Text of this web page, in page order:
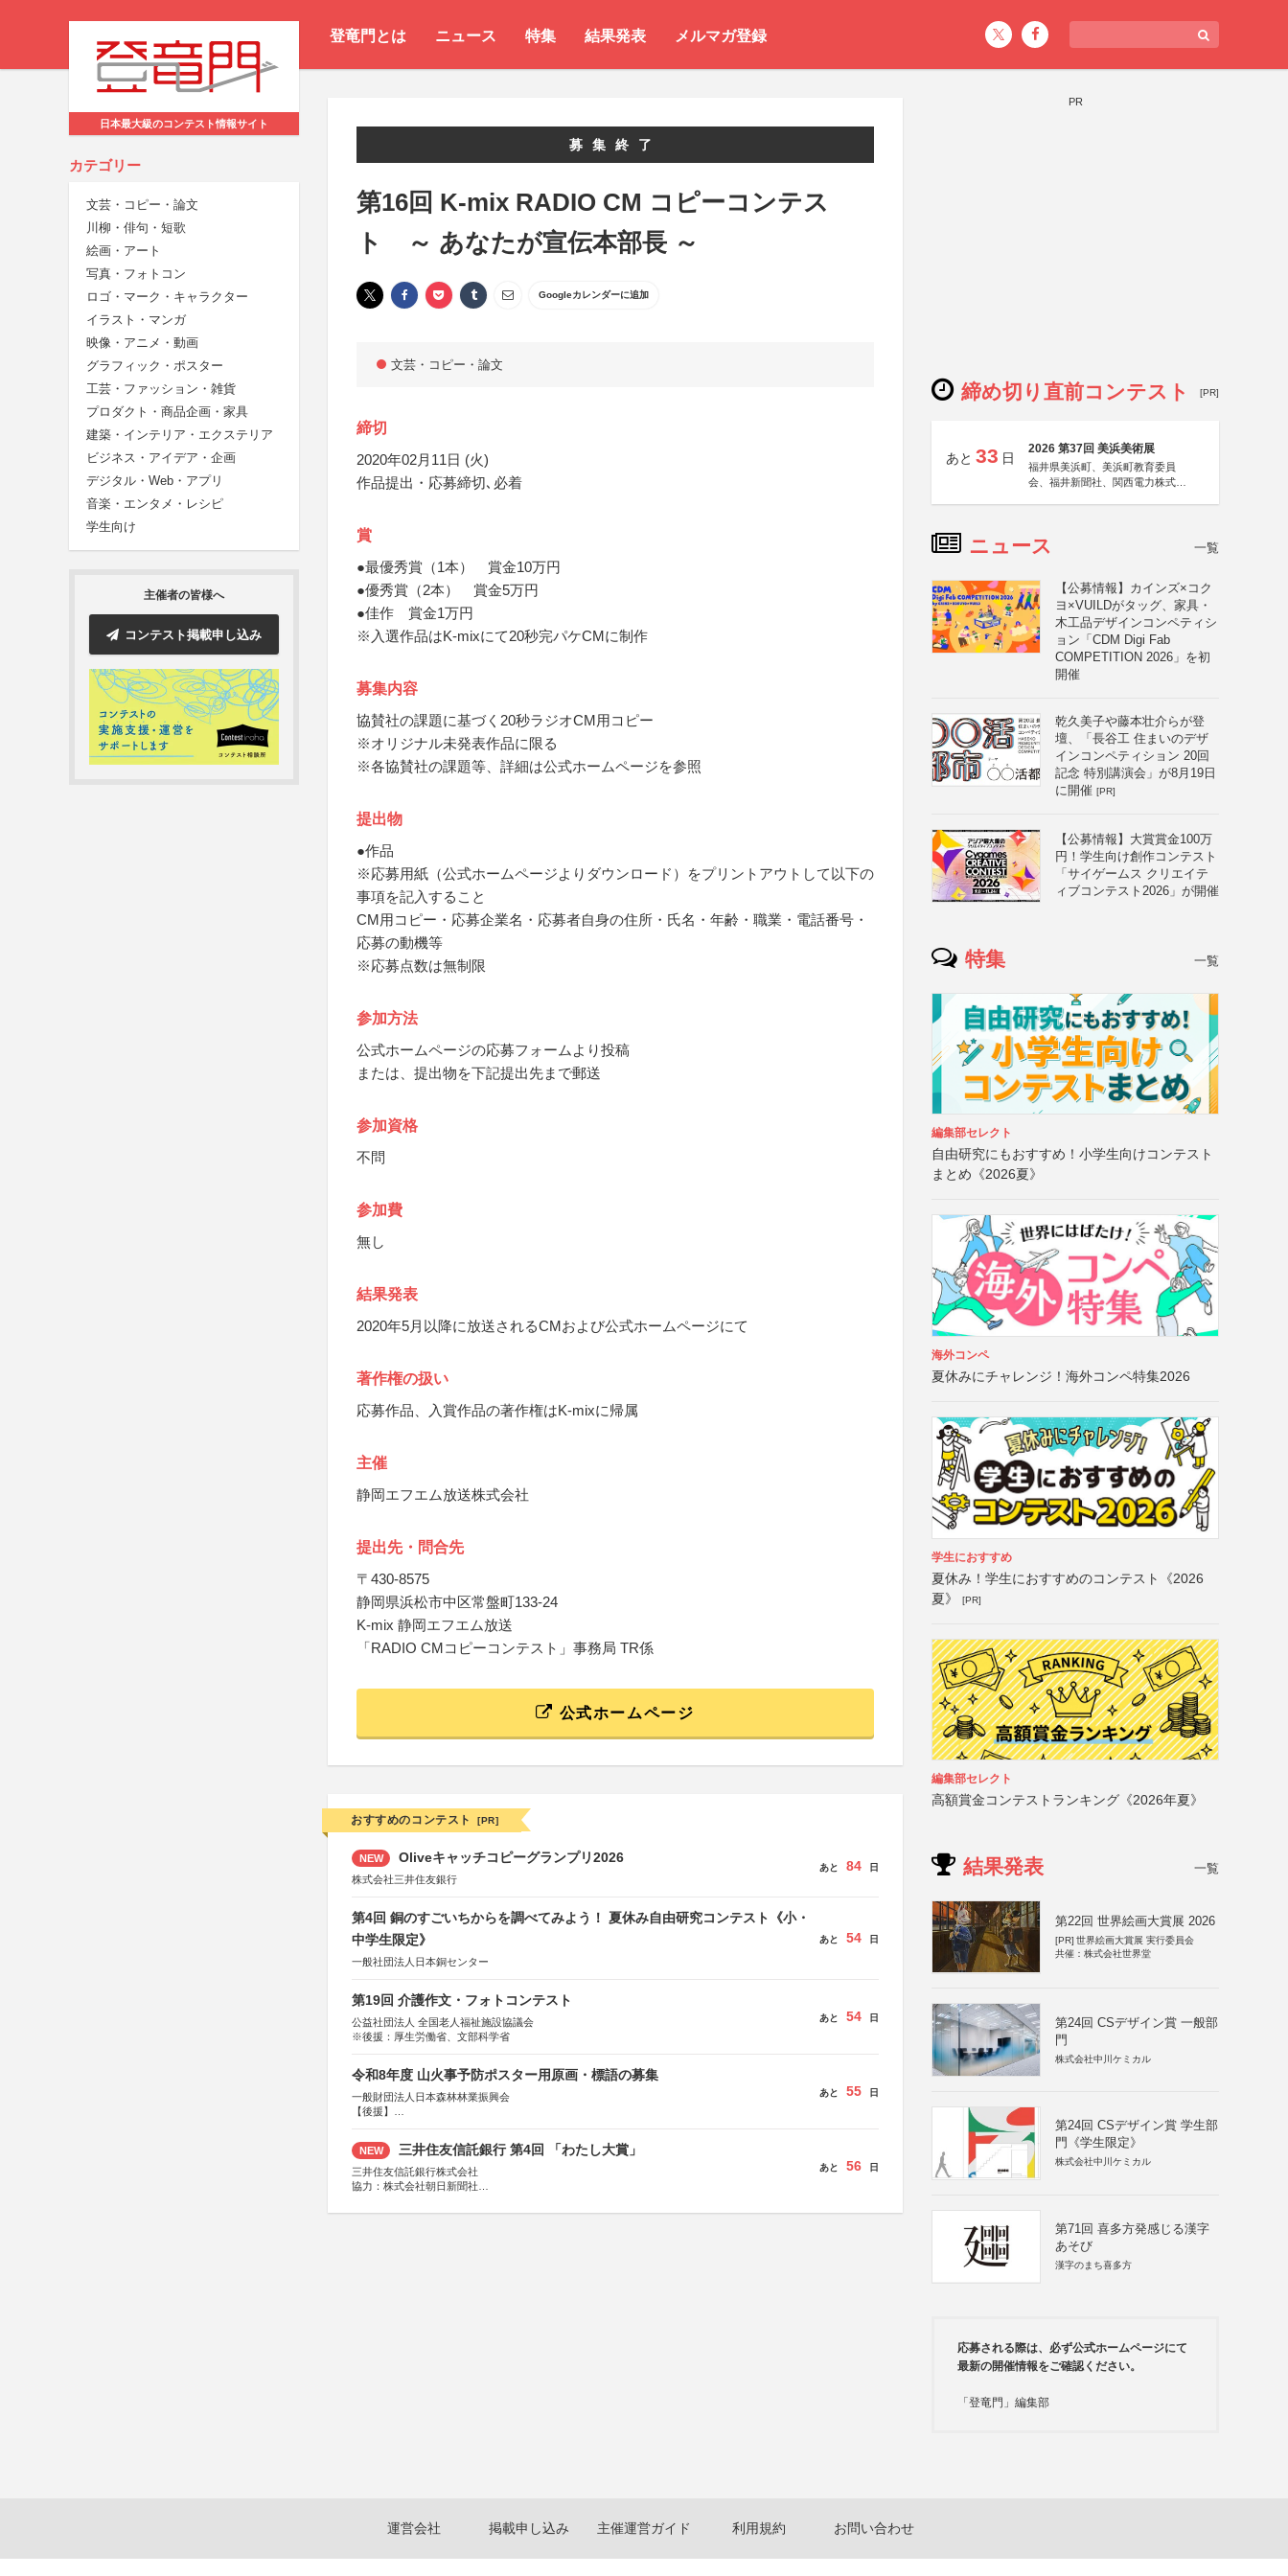
登竜門とは ニュース 特集 結果発表 メルマガ登録
日本最大級のコンテスト情報サイト
カテゴリー
文芸・コピー・論文
川柳・俳句・短歌
絵画・アート
写真・フォトコン
ロゴ・マーク・キャラクター
イラスト・マンガ
映像・アニメ・動画
グラフィック・ポスター
工芸・ファッション・雑貨
プロダクト・商品企画・家具
建築・インテリア・エクステリア
ビジネス・アイデア・企画
デジタル・Web・アプリ
音楽・エンタメ・レシピ
学生向け
主催者の皆様へ
コンテスト掲載申し込み
募集終了
第16回 K-mix RADIO CM コピーコンテス
ト ～ あなたが宣伝本部長 ～
Googleカレンダーに追加
文芸・コピー・論文
締切
2020年02月11日 (火)
作品提出・応募締切､必着
賞
●最優秀賞（1本） 賞金10万円
●優秀賞（2本） 賞金5万円
●佳作 賞金1万円
※入選作品はK-mixにて20秒完パケCMに制作
募集内容
協賛社の課題に基づく20秒ラジオCM用コピー
※オリジナル未発表作品に限る
※各協賛社の課題等、詳細は公式ホームページを参照
提出物
●作品
※応募用紙（公式ホームページよりダウンロード）をプリントアウトして以下の
事項を記入すること
CM用コピー・応募企業名・応募者自身の住所・氏名・年齢・職業・電話番号・
応募の動機等
※応募点数は無制限
参加方法
公式ホームページの応募フォームより投稿
または、提出物を下記提出先まで郵送
参加資格
不問
参加費
無し
結果発表
2020年5月以降に放送されるCMおよび公式ホームページにて
著作権の扱い
応募作品、入賞作品の著作権はK-mixに帰属
主催
静岡エフエム放送株式会社
提出先・問合先
〒430-8575
静岡県浜松市中区常盤町133-24
K-mix 静岡エフエム放送
「RADIO CMコピーコンテスト」事務局 TR係
公式ホームページ
おすすめのコンテスト [PR]
NEW Oliveキャッチコピーグランプリ2026
株式会社三井住友銀行
あと 84 日
第4回 銅のすごいちからを調べてみよう！ 夏休み自由研究コンテスト《小・
中学生限定》
一般社団法人日本銅センター
あと 54 日
第19回 介護作文・フォトコンテスト
公益社団法人 全国老人福祉施設協議会
※後援：厚生労働省、文部科学省
あと 54 日
令和8年度 山火事予防ポスター用原画・標語の募集
一般財団法人日本森林林業振興会
【後援】
あと 55 日
NEW 三井住友信託銀行 第4回 「わたし大賞」
三井住友信託銀行株式会社
協力：株式会社朝日新聞社
あと 56 日
PR
締め切り直前コンテスト [PR]
あと 33 日
2026 第37回 美浜美術展
福井県美浜町、美浜町教育委員
会、福井新聞社、関西電力株式会
ニュース 一覧
【公募情報】カインズ×コク
ヨ×VUILDがタッグ、家具・
木工品デザインコンペティシ
ョン「CDM Digi Fab
COMPETITION 2026」を初
開催
乾久美子や藤本壮介らが登
壇、「長谷工 住まいのデザ
インコンペティション 20回
記念 特別講演会」が8月19日
に開催 [PR]
【公募情報】大賞賞金100万
円！学生向け創作コンテスト
「サイゲームス クリエイテ
ィブコンテスト2026」が開催
特集 一覧
編集部セレクト
自由研究にもおすすめ！小学生向けコンテスト
まとめ《2026夏》
海外コンペ
夏休みにチャレンジ！海外コンペ特集2026
学生におすすめ
夏休み！学生におすすめのコンテスト《2026
夏》
[PR]
編集部セレクト
高額賞金コンテストランキング《2026年夏》
結果発表 一覧
第22回 世界絵画大賞展 2026
[PR] 世界絵画大賞展 実行委員会
共催：株式会社世界堂
第24回 CSデザイン賞 一般部
門
株式会社中川ケミカル
第24回 CSデザイン賞 学生部
門《学生限定》
株式会社中川ケミカル
第71回 喜多方発感じる漢字
あそび
漢字のまち喜多方
応募される際は、必ず公式ホームページにて
最新の開催情報をご確認ください。
「登竜門」編集部
運営会社 掲載申し込み 主催運営ガイド 利用規約 お問い合わせ